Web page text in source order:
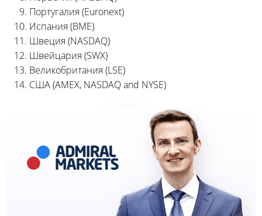
Португалия (Euronext)
Испания (BME)
Швеция (NASDAQ)
Швейцария (SWX)
Великобритания (LSE)
США (AMEX, NASDAQ and NYSE)